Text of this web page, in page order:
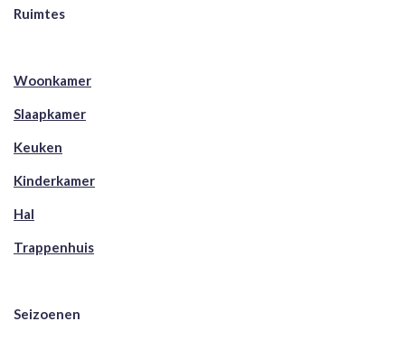
Ruimtes
Woonkamer
Slaapkamer
Keuken
Kinderkamer
Hal
Trappenhuis
Seizoenen